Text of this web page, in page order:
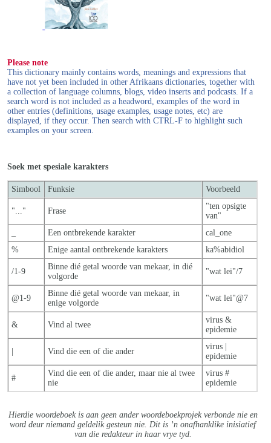
Please note
This dictionary mainly contains words, meanings and expressions that
have not yet been included in other Afrikaans dictionaries, together with
a collection of language columns, blogs, video inserts and podcasts. If a
search word is not included as a headword, examples of the word in
other entries (definitions, usage examples, usage notes, etc) are
displayed, if they occur. Then search with CTRL-F to highlight such
examples on your screen.
Soek met spesiale karakters
Simbool Funksie Voorbeeld
"..." Frase
"ten opsigte
van"
Een ontbrekende karakter
cal_one
%
Enige aantal ontbrekende karakters ka%abidiol
/1-9
Binne dié getal woorde van mekaar, in dié
volgorde
"wat lei"/7
@1-9
Binne dié getal woorde van mekaar, in
enige volgorde
"wat lei"@7
& Vind al twee
virus &
epidemie
Vind die een of die ander
virus |
epidemie
#
Vind die een of die ander, maar nie al twee
nie
virus #
epidemie
Hierdie woordeboek is aan geen ander woordeboekprojek verbonde nie en
word deur niemand geldelik gesteun nie. Dit is ’n onafhanklike inisiatief
van die redakteur in haar vrye tyd.